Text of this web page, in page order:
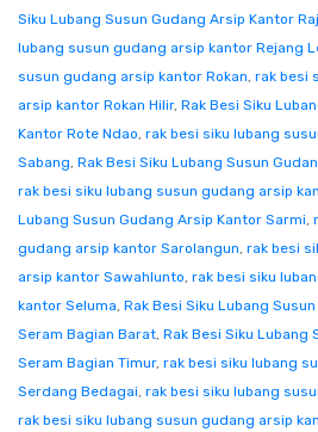
Siku Lubang Susun Gudang Arsip Kantor
lubang susun gudang arsip kantor Rejang
susun gudang arsip kantor Rokan, rak besi
arsip kantor Rokan Hilir, Rak Besi Siku
Kantor Rote Ndao, rak besi siku lubang
Sabang, Rak Besi Siku Lubang Susun
rak besi siku lubang susun gudang arsip
Lubang Susun Gudang Arsip Kantor Sarmi,
gudang arsip kantor Sarolangun, rak besi
arsip kantor Sawahlunto, rak besi siku
kantor Seluma, Rak Besi Siku Lubang
Seram Bagian Barat, Rak Besi Siku Lubang
Seram Bagian Timur, rak besi siku lubang
Serdang Bedagai, rak besi siku lubang
rak besi siku lubang susun gudang arsip